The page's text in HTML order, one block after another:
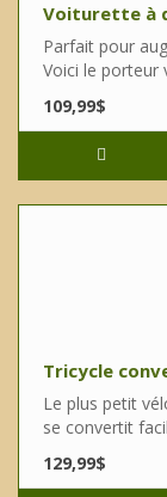
Voiturette à
Parfait pour
Voici le porteur
109,99$
Tricycle
Le plus petit
se convertit
129,99$